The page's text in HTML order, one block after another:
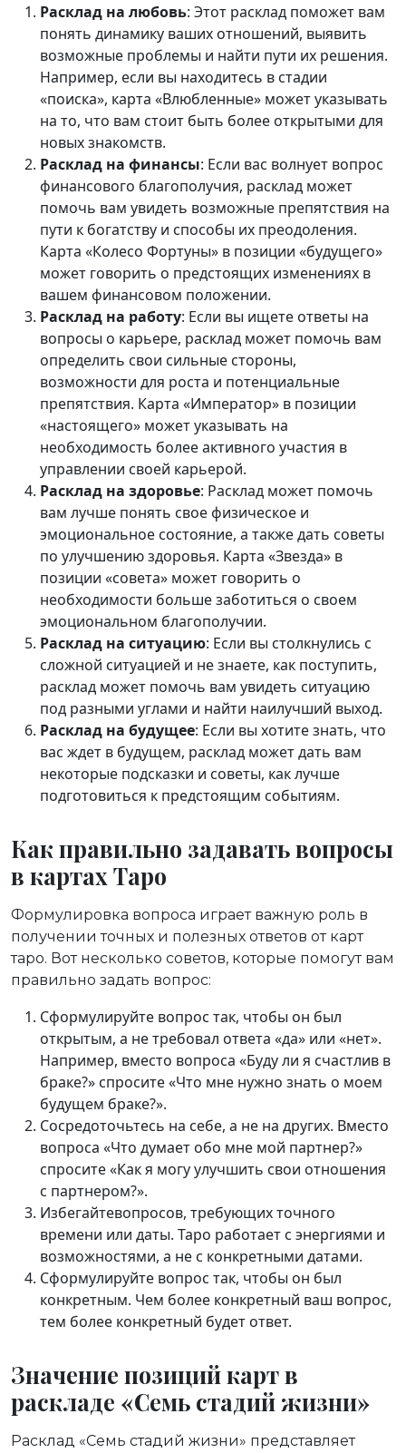
Расклад на любовь: Этот расклад поможет вам
понять динамику ваших отношений, выявить
возможные проблемы и найти пути их решения.
Например, если вы находитесь в стадии
«поиска», карта «Влюбленные» может указывать
на то, что вам стоит быть более открытыми для
новых знакомств.
Расклад на финансы: Если вас волнует вопрос
финансового благополучия, расклад может
помочь вам увидеть возможные препятствия на
пути к богатству и способы их преодоления.
Карта «Колесо Фортуны» в позиции «будущего»
может говорить о предстоящих изменениях в
вашем финансовом положении.
Расклад на работу: Если вы ищете ответы на
вопросы о карьере, расклад может помочь вам
определить свои сильные стороны,
возможности для роста и потенциальные
препятствия. Карта «Император» в позиции
«настоящего» может указывать на
необходимость более активного участия в
управлении своей карьерой.
Расклад на здоровье: Расклад может помочь
вам лучше понять свое физическое и
эмоциональное состояние, а также дать советы
по улучшению здоровья. Карта «Звезда» в
позиции «совета» может говорить о
необходимости больше заботиться о своем
эмоциональном благополучии.
Расклад на ситуацию: Если вы столкнулись с
сложной ситуацией и не знаете, как поступить,
расклад может помочь вам увидеть ситуацию
под разными углами и найти наилучший выход.
Расклад на будущее: Если вы хотите знать, что
вас ждет в будущем, расклад может дать вам
некоторые подсказки и советы, как лучше
подготовиться к предстоящим событиям.
Как правильно задавать вопросы
в картах Таро
Формулировка вопроса играет важную роль в
получении точных и полезных ответов от карт
таро. Вот несколько советов, которые помогут вам
правильно задать вопрос:
Сформулируйте вопрос так, чтобы он был
открытым, а не требовал ответа «да» или «нет».
Например, вместо вопроса «Буду ли я счастлив в
браке?» спросите «Что мне нужно знать о моем
будущем браке?».
Сосредоточьтесь на себе, а не на других. Вместо
вопроса «Что думает обо мне мой партнер?»
спросите «Как я могу улучшить свои отношения
с партнером?».
Избегайтевопросов, требующих точного
времени или даты. Таро работает с энергиями и
возможностями, а не с конкретными датами.
Сформулируйте вопрос так, чтобы он был
конкретным. Чем более конкретный ваш вопрос,
тем более конкретный будет ответ.
Значение позиций карт в
раскладе «Семь стадий жизни»
Расклад «Семь стадий жизни» представляет